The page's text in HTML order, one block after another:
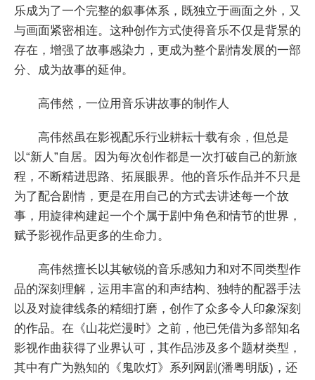
乐成为了一个完整的叙事体系，既独立于画面之外，又
与画面紧密相连。这种创作方式使得音乐不仅是背景的
存在，增强了故事感染力，更成为整个剧情发展的一部
分、成为故事的延伸。
高伟然，一位用音乐讲故事的制作人
高伟然虽在影视配乐行业耕耘十载有余，但总是
以“新人”自居。因为每次创作都是一次打破自己的新旅
程，不断精进思路、拓展眼界。他的音乐作品并不只是
为了配合剧情，更是在用自己的方式去讲述每一个故
事，用旋律构建起一个个属于剧中角色和情节的世界，
赋予影视作品更多的生命力。
高伟然擅长以其敏锐的音乐感知力和对不同类型作
品的深刻理解，运用丰富的和声结构、独特的配器手法
以及对旋律线条的精细打磨，创作了众多令人印象深刻
的作品。在《山花烂漫时》之前，他已凭借为多部知名
影视作曲获得了业界认可，其作品涉及多个题材类型，
其中有广为熟知的《鬼吹灯》系列网剧(潘粤明版)，还